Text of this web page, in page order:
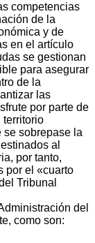
competencias
de la
y de
en el artículo
se gestionan
para asegurar
de la
las
por parte de
territorio
se sobrepase la
al
por tanto,
por el «cuarto
Tribunal
del
como son: